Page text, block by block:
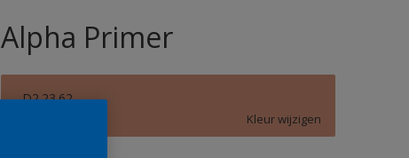
Alpha Primer
D2.23.62
Kleur wijzigen